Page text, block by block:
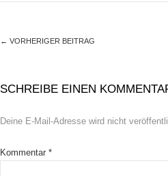
← VORHERIGER BEITRAG
SCHREIBE EINEN
Deine E-Mail-Adresse wird nicht
Kommentar *